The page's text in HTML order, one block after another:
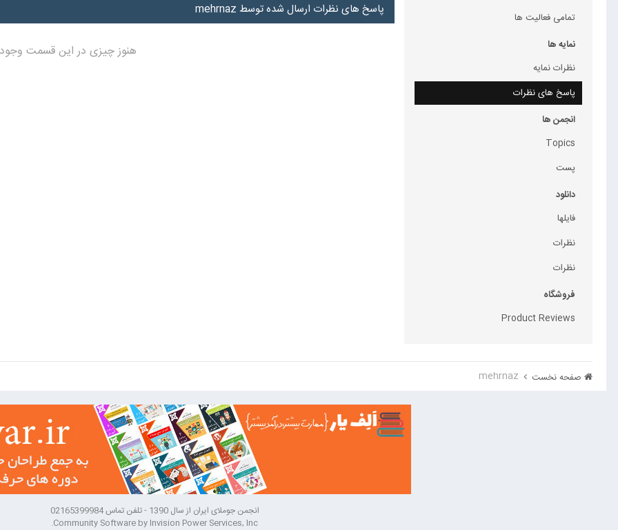
تمامی فعالیت ها
نمایه ها
نظرات نمایه
پاسخ های نظرات
انجمن ها
Topics
پست
دانلود
فایلها
نظرات
نظرات
فروشگاه
Product Reviews
پاسخ های نظرات ارسال شده توسط mehrnaz
هنوز چیزی در این قسمت وجود
صفحه نخست mehrnaz
انجمن جوملای ایران از سال 1390 - تلفن تماس 02165399984
Community Software by Invision Power Services, Inc.